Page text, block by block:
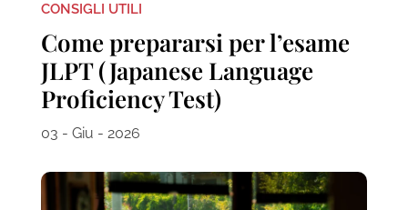
CONSIGLI UTILI
Come prepararsi per l’esame
JLPT (Japanese Language
Proficiency Test)
03 - Giu - 2026